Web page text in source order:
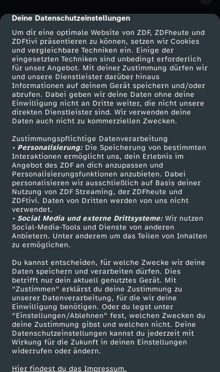
cmp-dialog-description
Deine Datenschutzeinstellungen
Um dir eine optimale Website von ZDF, ZDFheute und
ZDFtivi präsentieren zu können, setzen wir Cookies
und vergleichbare Techniken ein. Einige der
eingesetzten Techniken sind unbedingt erforderlich
für unser Angebot. Mit deiner Zustimmung dürfen wir
und unsere Dienstleister darüber hinaus
Informationen auf deinem Gerät speichern und/oder
abrufen. Dabei geben wir deine Daten ohne deine
Einwilligung nicht an Dritte weiter, die nicht unsere
direkten Dienstleister sind. Wir verwenden deine
Daten auch nicht zu kommerziellen Zwecken.
Zustimmungspflichtige Datenverarbeitung
• Personalisierung:Die Speicherung von bestimmten
Interaktionen ermöglicht uns, dein Erlebnis im
Angebot des ZDF an dich anzupassen und
Personalisierungsfunktionen anzubieten. Dabei
personalisieren wir ausschließlich auf Basis deiner
Nutzung von ZDF Streaming, der ZDFheute und
ZDFtivi. Daten von Dritten werden von uns nicht
verwendet.
• Social Media und externe Drittsysteme:Wir nutzen
Social-Media-Tools und Dienste von anderen
Anbietern. Unter anderem um das Teilen von Inhalten
zu ermöglichen.
Du kannst entscheiden, für welche Zwecke wir deine
Daten speichern und verarbeiten dürfen. Dies
betrifft nur dein aktuell genutztes Gerät. Mit
"Zustimmen" erklärst du deine Zustimmung zu
unserer Datenverarbeitung, für die wir deine
Einwilligung benötigen. Oder du legst unter
"Einstellungen/Ablehnen" fest, welchen Zwecken du
deine Zustimmung gibst und welchen nicht. Deine
Datenschutzeinstellungen kannst du jederzeit mit
Wirkung für die Zukunft in deinen Einstellungen
widerrufen oder ändern.
Hier findest du das Impressum.
Mehr ZDF
ZDF-Apps
Smart TV
ZDFtext
Livestreams
Sendungen A-Z
TV-Programm
Service
ZDFmitreden
Kontakt zum ZDF
Tickets
Zuschauerservice
Hilfe
ZDF Unternehmen
Karriere
ZDF goes Schule
Werbefernsehen
Mainzelmännchen